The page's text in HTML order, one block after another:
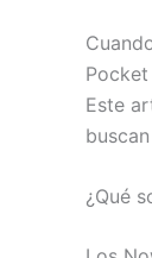
Este
¿Qué